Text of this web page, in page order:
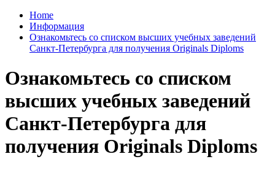
Home
Информация
Ознакомьтесь со списком высших учебных заведений
Санкт-Петербурга для получения Originals Diploms
Ознакомьтесь со списком
высших учебных заведений
Санкт-Петербурга для
получения Originals Diploms